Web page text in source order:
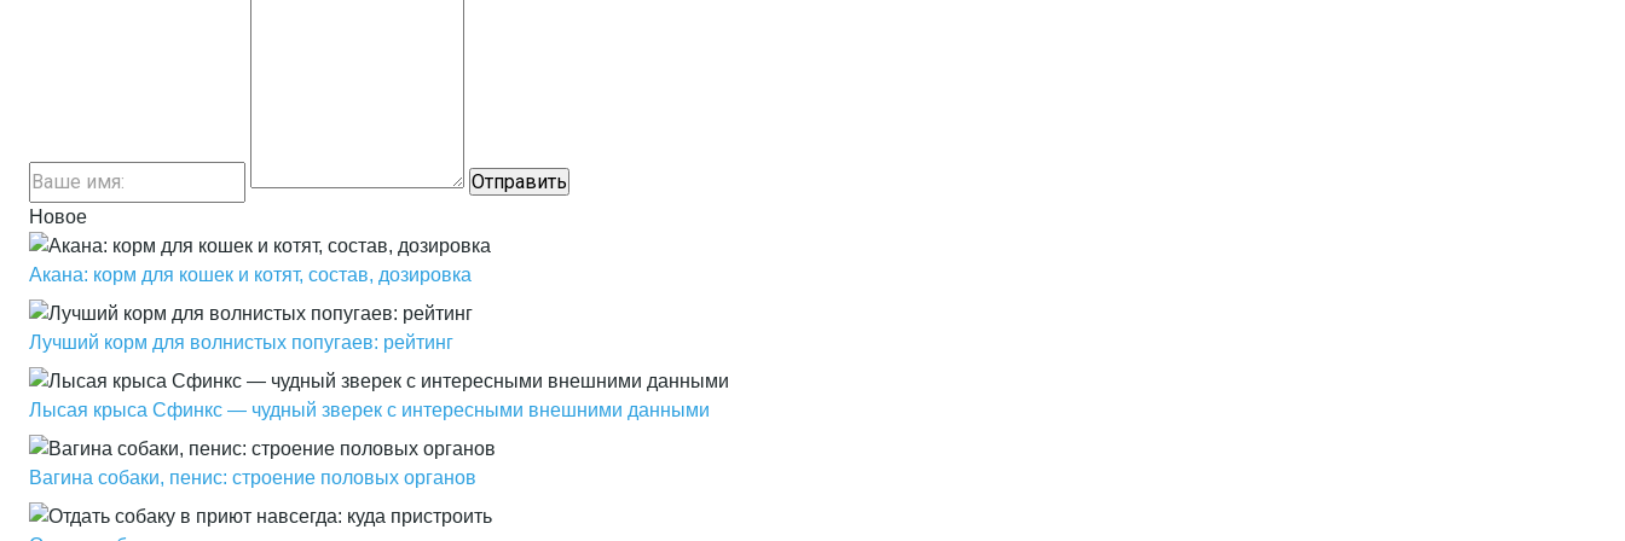
Новое
Акана: корм для кошек и котят, состав, дозировка
Лучший корм для волнистых попугаев: рейтинг
Лысая крыса Сфинкс — чудный зверек с интересными внешними данными
Вагина собаки, пенис: строение половых органов